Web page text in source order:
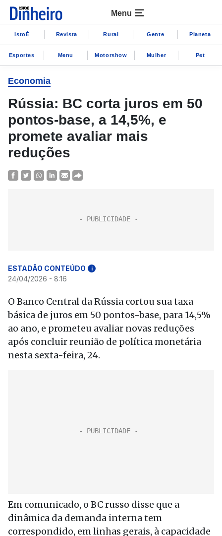
Menu
IstoÉ Revista Rural Gente Planeta
Esportes Menu Motorshow Mulher Pet
Economia
Rússia: BC corta juros em 50
pontos-base, a 14,5%, e
promete avaliar mais
reduções
ESTADÃO CONTEÚDO i
24/04/2026 - 8:16
O Banco Central da Rússia cortou sua taxa
básica de juros em 50 pontos-base, para 14,5%
ao ano, e prometeu avaliar novas reduções
após concluir reunião de política monetária
nesta sexta-feira, 24.
Em comunicado, o BC russo disse que a
dinâmica da demanda interna tem
correspondido, em linhas gerais, à capacidade